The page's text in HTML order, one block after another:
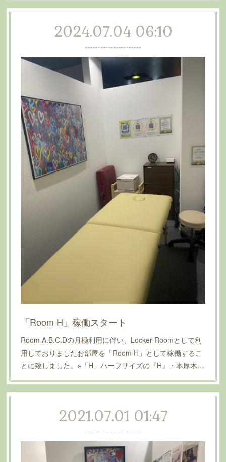
2024.07.04 06:10
「Room H」稼働スタート
Room A.B.C.Dの月極利用に伴い、Locker Roomとして利
用しておりましたお部屋を「Room H」として稼働するこ
とに致しました。※「H」ハーフサイズの『H』・本厚木…
2021.07.01 01:47